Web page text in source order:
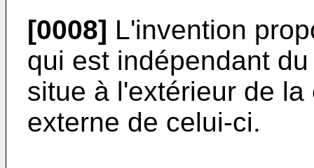
[0008] L'invention
qui est indépendant
situe à l'extérieur de
externe de celui-ci.